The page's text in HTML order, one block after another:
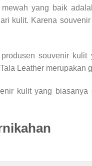
yang baik
kulit. Karena
souvenir
Leather merupakan
kulit yang